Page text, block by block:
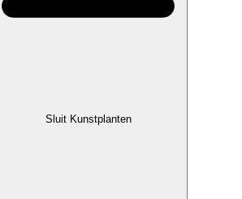
Sluit Kunstplanten